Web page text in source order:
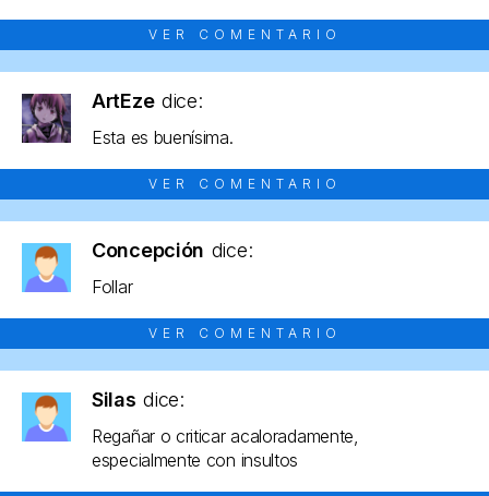
VER COMENTARIO
ArtEze dice:
Esta es buenísima.
VER COMENTARIO
Concepción dice:
Follar
VER COMENTARIO
Silas dice:
Regañar o criticar acaloradamente,
especialmente con insultos